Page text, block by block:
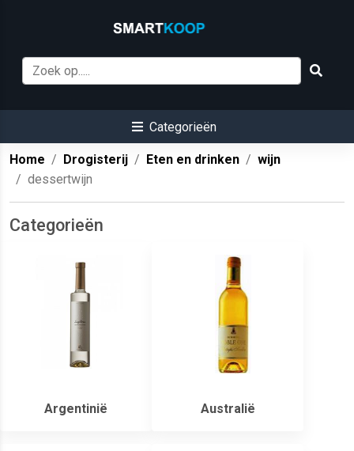
Categorieën
Home Drogisterij Eten en drinken
wijn
dessertwijn
Categorieën
Argentinië Australië